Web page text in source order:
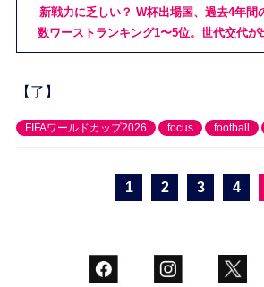
新戦力に乏しい？ W杯出場国、過去4年間
数ワーストランキング1〜5位。世代交代が
【了】
FIFAワールドカップ2026 focus football
1 2 3 4